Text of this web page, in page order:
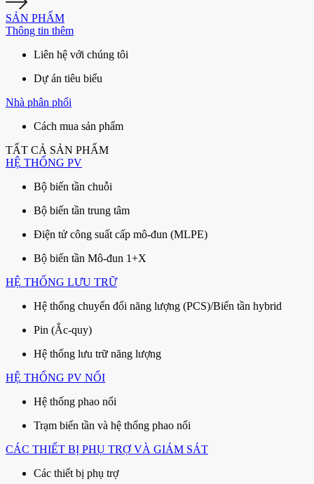
SẢN PHẨM
Thông tin thêm
Liên hệ với chúng tôi
Dự án tiêu biểu
Nhà phân phối
Cách mua sản phẩm
TẤT CẢ SẢN PHẨM
HỆ THỐNG PV
Bộ biến tần chuỗi
Bộ biến tần trung tâm
Điện tử công suất cấp mô-đun (MLPE)
Bộ biến tần Mô-đun 1+X
HỆ THỐNG LƯU TRỮ
Hệ thống chuyển đổi năng lượng (PCS)/Biến tần hybrid
Pin (Ắc-quy)
Hệ thống lưu trữ năng lượng
HỆ THỐNG PV NỔI
Hệ thống phao nổi
Trạm biến tần và hệ thống phao nổi
CÁC THIẾT BỊ PHỤ TRỢ VÀ GIÁM SÁT
Các thiết bị phụ trợ